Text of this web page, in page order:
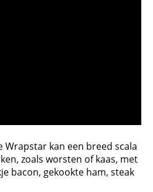
Wrapstar kan een breed scala
zoals worsten of kaas, met
bacon, gekookte ham, steak